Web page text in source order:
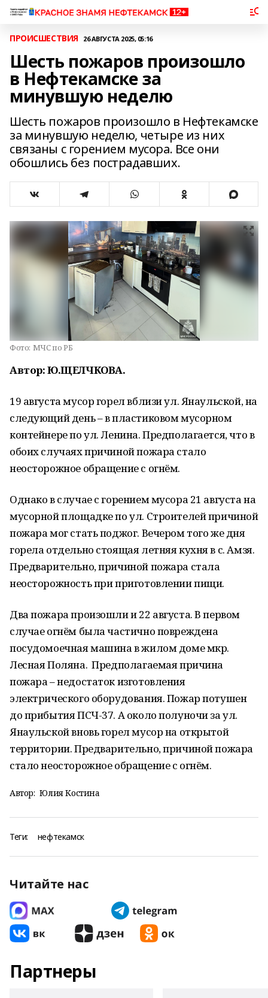
ПРОИСШЕСТВИЯ 26 АВГУСТА 2025, 05:16
Шесть пожаров произошло
в Нефтекамске за
минувшую неделю
Шесть пожаров произошло в Нефтекамске
за минувшую неделю, четыре из них
связаны с горением мусора. Все они
обошлись без пострадавших.
Фото: МЧС по РБ
Автор: Ю.ЩЕЛЧКОВА.
19 августа мусор горел вблизи ул. Янаульской, на
следующий день – в пластиковом мусорном
контейнере по ул. Ленина. Предполагается, что в
обоих случаях причиной пожара стало
неосторожное обращение с огнём.
Однако в случае с горением мусора 21 августа на
мусорной площадке по ул. Строителей причиной
пожара мог стать поджог. Вечером того же дня
горела отдельно стоящая летняя кухня в с. Амзя.
Предварительно, причиной пожара стала
неосторожность при приготовлении пищи.
Два пожара произошли и 22 августа. В первом
случае огнём была частично повреждена
посудомоечная машина в жилом доме мкр.
Лесная Поляна. Предполагаемая причина
пожара – недостаток изготовления
электрического оборудования. Пожар потушен
до прибытия ПСЧ-37. А около полуночи за ул.
Янаульской вновь горел мусор на открытой
территории. Предварительно, причиной пожара
стало неосторожное обращение с огнём.
Автор: Юлия Костина
Теги: нефтекамск
Читайте нас
Партнеры